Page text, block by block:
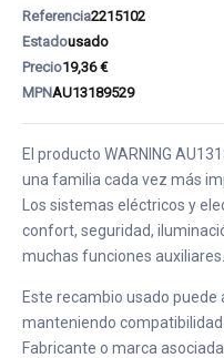
Referencia2215102
Estadousado
Precio19,36 €
MPNAU13189529
El producto WARNING
una familia cada vez más
Los sistemas eléctricos y
confort, seguridad,
muchas funciones auxiliares.
Este recambio usado
manteniendo
Fabricante o marca